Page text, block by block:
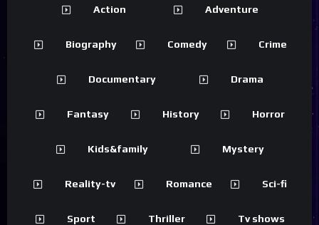
Action Adventure
Biography Comedy Crime
Documentary Drama
Fantasy History Horror
Kids&family Mystery
Reality-tv Romance Sci-fi
Sport Thriller Tv shows